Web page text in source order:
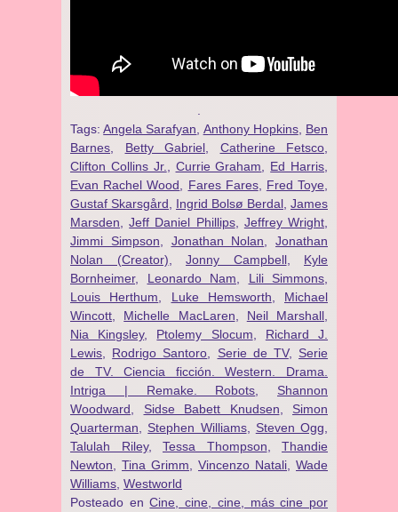
Tags:Angela Sarafyan Anthony Hopkins, Ben
Barnes
Betty Gabriel Catherine Fetsco
Clifton Collins Jr.
Currie Graham Ed Harris
Evan Rachel Wood
Fares Fares, Fred Toye
Gustaf Skarsgård
Ingrid Bolsø Berdal James
Marsden ,Jeff Daniel Phillips, Jeffrey Wright
Jimmi Simpson
Jonathan Nolan
Jonathan
Nolan (Creator)
Jonny Campbell, Kyle
Bornheimer, Leonardo Nam Lili Simmons
Louis Herthum
Luke Hemsworth
Michael
Wincott
Michelle MacLaren Neil Marshall
Nia Kingsley, Ptolemy Slocum
Richard J.
Lewis
Rodrigo Santoro Serie de TV, Serie
de TV. Ciencia ficción. Western. Drama.
Intriga | Remake. Robots
Shannon
Woodward
Sidse Babett Knudsen
Simon
Quarterman
Stephen Williams, Steven Ogg
Talulah Riley, Tessa Thompson
Thandie
Newton
Tina Grimm Vincenzo Natali
Wade
Williams Westworld
Posteado enCine, cine, cine, más cine por